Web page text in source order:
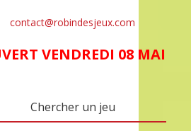
contact@robindesjeux.com
VENDREDI 08 MAI
Chercher un jeu